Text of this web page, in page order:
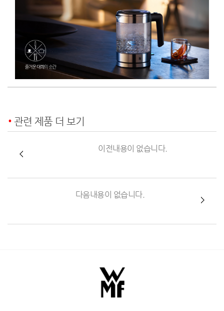
관련 제품 더 보기
이전내용이 없습니다.
다음내용이 없습니다.